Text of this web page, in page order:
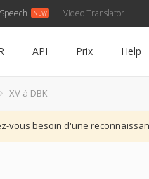
Video Translator
API Prix Help
XV à DBK
vous besoin d'une